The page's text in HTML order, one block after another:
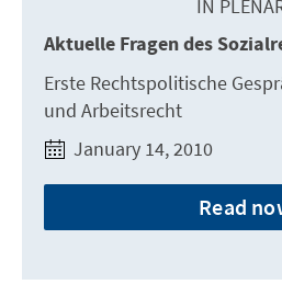
IN
Aktuelle Fragen des
Erste Rechtspolitische
und Arbeitsrecht
January 14, 2010
Read